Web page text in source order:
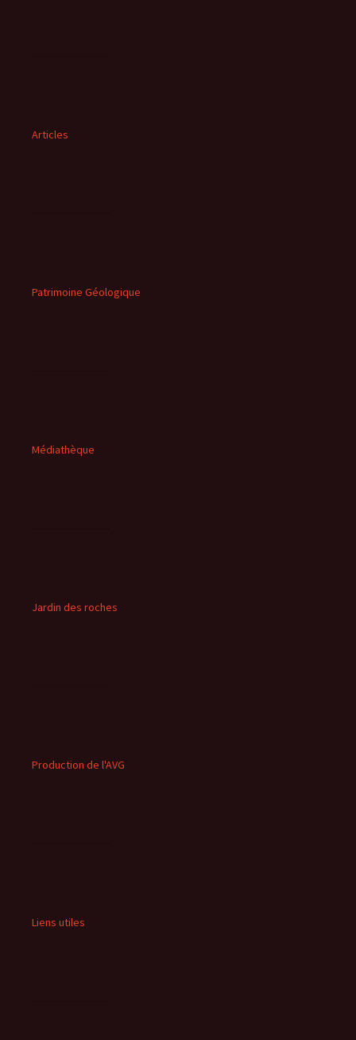
Articles
Patrimoine Géologique
Médiathèque
Jardin des roches
Production de l'AVG
Liens utiles